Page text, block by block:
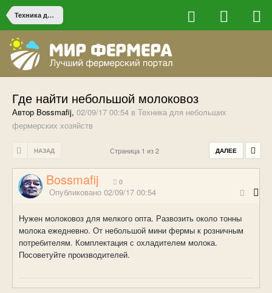
Техника для небольших фермерских хозяйств
Где найти небольшой молоковоз
Автор Bossmafij, 02/09/17 00:54 в Техника для небольших
фермерских хозяйств
НАЗАД ДАЛЕЕ
Страница 1 из 2
Bossmafij 0
Опубликовано 02/09/17 00:54
Нужен молоковоз для мелкого опта. Развозить около тонны
молока ежедневно. От небольшой мини фермы к розничным
потребителям. Комплектация с охладителем молока.
Посоветуйте производителей.